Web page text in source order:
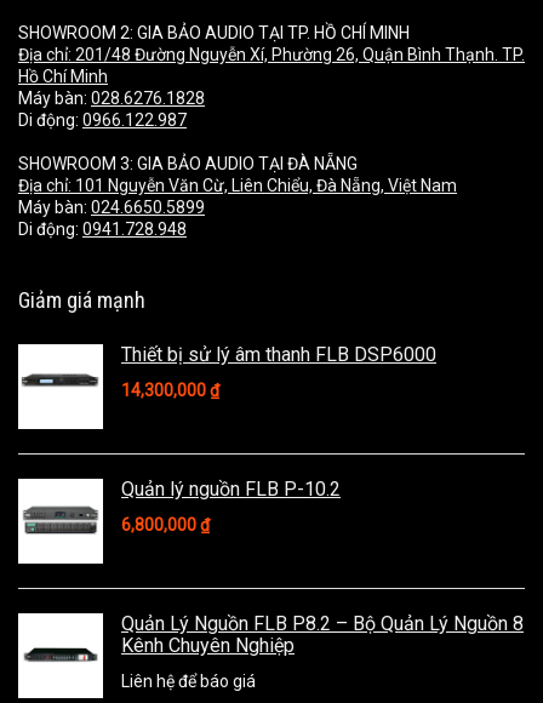
SHOWROOM 2: GIA BẢO AUDIO TẠI TP. HỒ CHÍ MINH
Địa chỉ: 201/48 Đường Nguyễn Xí, Phường 26, Quận Bình Thạnh. TP.
Hồ Chí Minh
Máy bàn: 028.6276.1828
Di động: 0966.122.987
SHOWROOM 3: GIA BẢO AUDIO TẠI ĐÀ NẴNG
Địa chỉ: 101 Nguyễn Văn Cừ, Liên Chiểu, Đà Nẵng, Việt Nam
Máy bàn: 024.6650.5899
Di động: 0941.728.948
Giảm giá mạnh
Thiết bị sử lý âm thanh FLB DSP6000
14,300,000₫
Quản lý nguồn FLB P-10.2
6,800,000₫
Quản Lý Nguồn FLB P8.2 – Bộ Quản Lý Nguồn 8
Kênh Chuyên Nghiệp
Liên hệ để báo giá